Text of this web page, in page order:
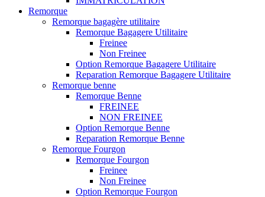
Remorque
Remorque bagagère utilitaire
Remorque Bagagere Utilitaire
Freinee
Non Freinee
Option Remorque Bagagere Utilitaire
Reparation Remorque Bagagere Utilitaire
Remorque benne
Remorque Benne
FREINEE
NON FREINEE
Option Remorque Benne
Reparation Remorque Benne
Remorque Fourgon
Remorque Fourgon
Freinee
Non Freinee
Option Remorque Fourgon